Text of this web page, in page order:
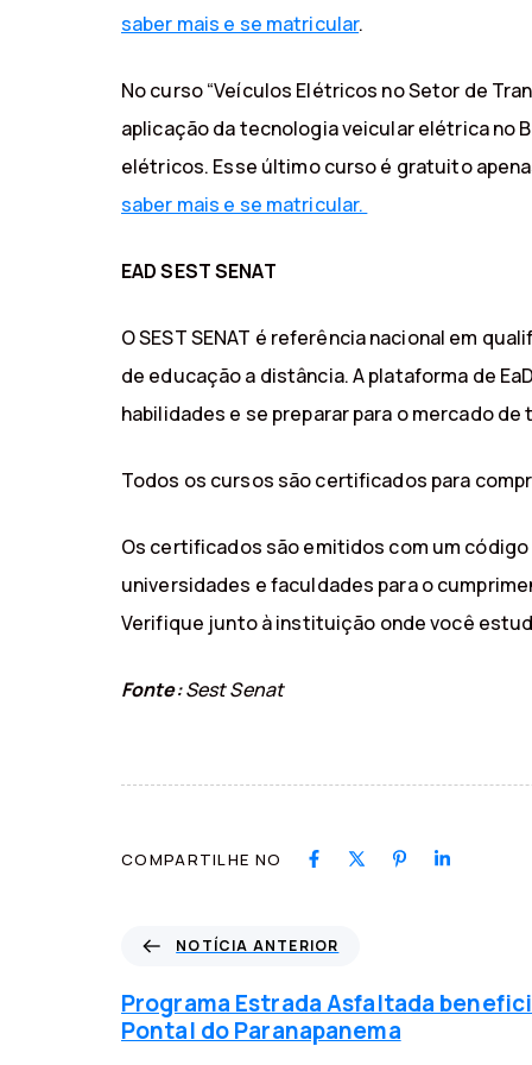
saber mais e se matricular.
No curso “Veículos Elétricos no Setor de
aplicação da tecnologia veicular elétrica no
elétricos. Esse último curso é gratuito
saber mais e se matricular.
EAD SEST SENAT
O SEST SENAT é referência nacional em
de educação a distância. A plataforma de
habilidades e se preparar para o mercado de
Todos os cursos são certificados para
Os certificados são emitidos com um
universidades e faculdades para o
Verifique junto à instituição onde você
Fonte:Sest Senat
COMPARTILHE NO
t
í
c
NOTÍCIA ANTERIOR
Programa Estrada Asfaltada
Pontal do Paranapanema